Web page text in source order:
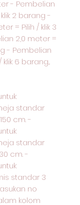
- Pembelian
2 barang -
= Pilih / klik 3
2,0 meter =
- Pembelian
6 barang...
standar
cm. -
standar
cm. -
standar 3
no
kolom